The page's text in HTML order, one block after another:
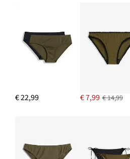
€ 7,99
IN WINKELMANDJE
IN WINKELMANDJE
€ 22,99 € 7,99 € 14,99